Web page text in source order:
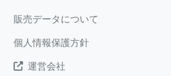
販売データについて
個人情報保護方針
運営会社